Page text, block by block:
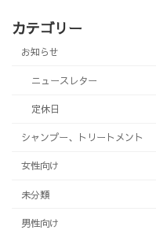
カテゴリー
お知らせ
ニュースレター
定休日
シャンプー、トリートメント
女性向け
未分類
男性向け